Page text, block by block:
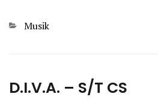
Kategorien
Musik
D.I.V.A. – S/T CS